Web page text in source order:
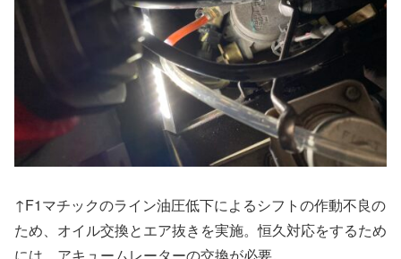
↑F1マチックのライン油圧低下によるシフトの作動不良の
ため、オイル交換とエア抜きを実施。恒久対応をするため